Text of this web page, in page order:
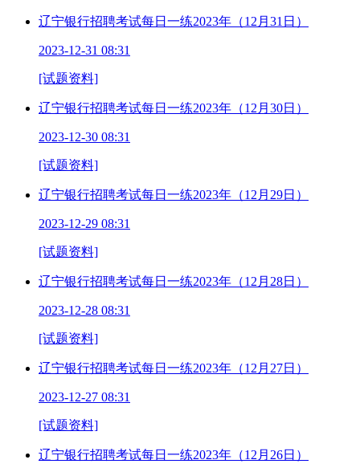
辽宁银行招聘考试每日一练2023年（12月31日）
2023-12-31 08:31
[试题资料]
辽宁银行招聘考试每日一练2023年（12月30日）
2023-12-30 08:31
[试题资料]
辽宁银行招聘考试每日一练2023年（12月29日）
2023-12-29 08:31
[试题资料]
辽宁银行招聘考试每日一练2023年（12月28日）
2023-12-28 08:31
[试题资料]
辽宁银行招聘考试每日一练2023年（12月27日）
2023-12-27 08:31
[试题资料]
辽宁银行招聘考试每日一练2023年（12月26日）